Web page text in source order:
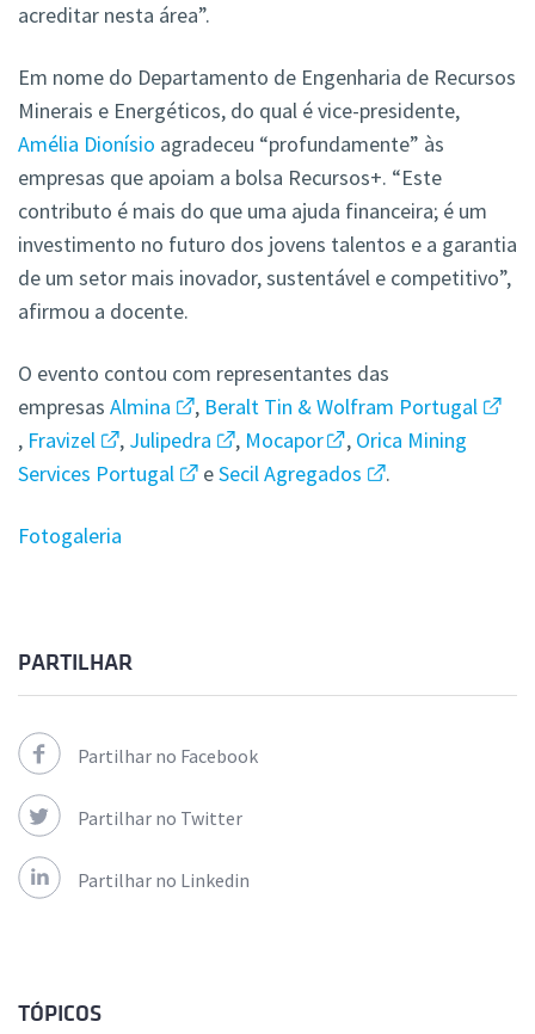
acreditar nesta área”.
Em nome do Departamento de Engenharia de Recursos
Minerais e Energéticos, do qual é vice-presidente,
Amélia Dionísio agradeceu “profundamente” às
empresas que apoiam a bolsa Recursos+. “Este
contributo é mais do que uma ajuda financeira; é um
investimento no futuro dos jovens talentos e a garantia
de um setor mais inovador, sustentável e competitivo”,
afirmou a docente.
O evento contou com representantes das
empresas Almina , Beralt Tin & Wolfram Portugal
, Fravizel , Julipedra , Mocapor , Orica Mining
Services Portugal
eSecil Agregados .
Fotogaleria
PARTILHAR
Partilhar no Facebook
Partilhar no Twitter
Partilhar no Linkedin
TÓPICOS